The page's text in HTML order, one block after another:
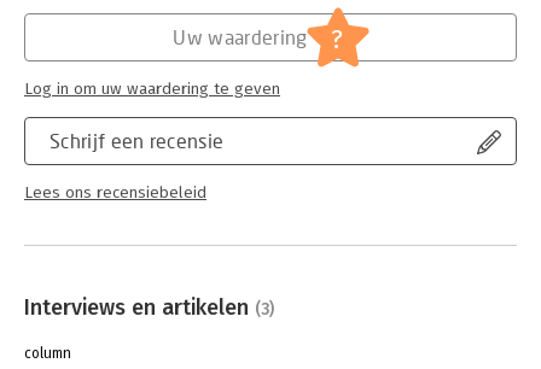
Algemeen management
Schrijf een recensie
Lees ons recensiebeleid
Uw waardering ?
Log in om uw waardering te geven
Interviews en artikelen (3)
column